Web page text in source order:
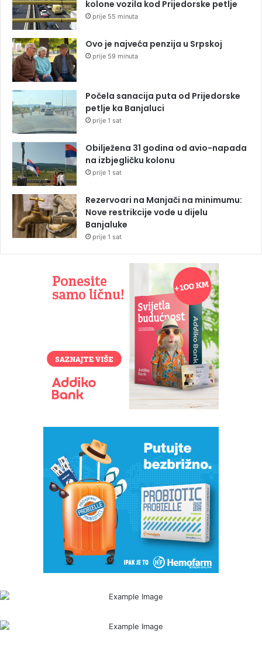
kolone vozila kod Prijedorske petlje
prije 55 minuta
Ovo je najveća penzija u Srpskoj
prije 59 minuta
Počela sanacija puta od Prijedorske
petlje ka Banjaluci
prije 1 sat
Obilježena 31 godina od avio-napada
na izbjegličku kolonu
prije 1 sat
Rezervoari na Manjači na minimumu:
Nove restrikcije vode u dijelu
Banjaluke
prije 1 sat